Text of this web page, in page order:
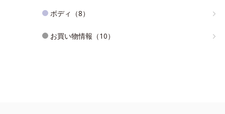
ボディ（8）
お買い物情報（10）